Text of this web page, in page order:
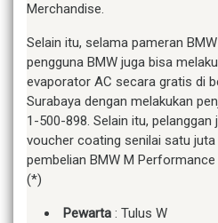
Merchandise.
Selain itu, selama pameran
pengguna BMW juga bisa
evaporator AC secara gratis di
Surabaya dengan melakukan
1-500-898. Selain itu,
voucher coating senilai satu
pembelian BMW M
(*)
Pewarta : Tulus W